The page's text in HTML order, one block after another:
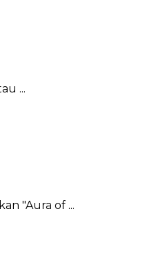
...
"Aura of ...